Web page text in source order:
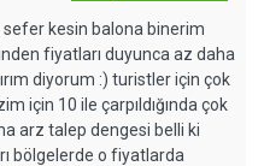
kesin balona binerim
fiyatları duyunca az daha
diyorum :) turistler için çok
için 10 ile çarpıldığında çok
arz talep dengesi belli ki
bölgelerde o fiyatlarda